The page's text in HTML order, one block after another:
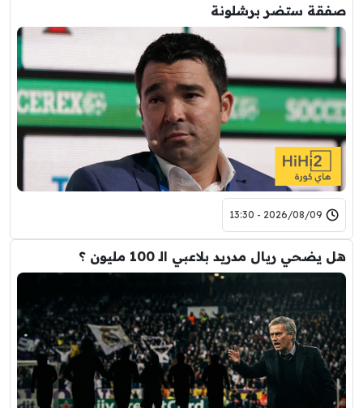
صفقة ستضر برشلونة
2026/08/09 - 13:30
هل يضحي ريال مدريد بلاعبي الـ 100 مليون ؟